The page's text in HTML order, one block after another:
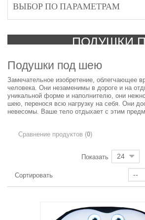
ВЫБОР ПО ПАРАМЕТРАМ
ПОДУШКИ
Подушки под шею
Замечательное изобретение, облегчающее
человека. Они незаменимы в дороге и на
уникальной форме и наполнителю, они
шею, перенося всю нагрузку на себя. Они
невесомы. Ваше тело отдыхает с этим
Сравнение продуктов (0)
Показать 24
Сортировать --